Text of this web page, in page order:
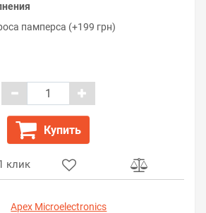
памперса (+199 грн)
Купить
клик
Apex Microelectronics